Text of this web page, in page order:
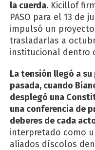
la cuerda. Kicillof
PASO para el 13 de
impulsó un
trasladarlas a
institucional dentro
La tensión llegó a
pasada, cuando
desplegó una
una conferencia de
deberes de cada
interpretado como
aliados díscolos